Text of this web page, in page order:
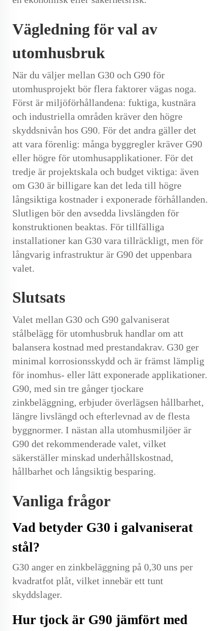
Vägledning för val av
utomhusbruk
När du väljer mellan G30 och G90 för
utomhusprojekt bör flera faktorer vägas noga.
Först är miljöförhållandena: fuktiga, kustnära
och industriella områden kräver den högre
skyddsnivån hos G90. För det andra gäller det
att vara förenlig: många byggregler kräver G90
eller högre för utomhusapplikationer. För det
tredje är projektskala och budget viktiga: även
om G30 är billigare kan det leda till högre
långsiktiga kostnader i exponerade förhållanden.
Slutligen bör den avsedda livslängden för
konstruktionen beaktas. För tillfälliga
installationer kan G30 vara tillräckligt, men för
långvarig infrastruktur är G90 det uppenbara
valet.
Slutsats
Valet mellan G30 och G90 galvaniserat
stålbelägg för utomhusbruk handlar om att
balansera kostnad med prestandakrav. G30 ger
minimal korrosionsskydd och är främst lämplig
för inomhus- eller lätt exponerade applikationer.
G90, med sin tre gånger tjockare
zinkbeläggning, erbjuder överlägsen hållbarhet,
längre livslängd och efterlevnad av de flesta
byggnormer. I nästan alla utomhusmiljöer är
G90 det rekommenderade valet, vilket
säkerställer minskad underhållskostnad,
hållbarhet och långsiktig besparing.
Vanliga frågor
Vad betyder G30 i galvaniserat
stål?
G30 anger en zinkbeläggning på 0,30 uns per
kvadratfot plåt, vilket innebär ett tunt
skyddslager.
Hur tjock är G90 jämfört med